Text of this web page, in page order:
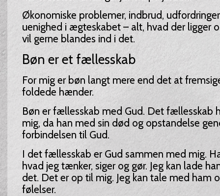
Økonomiske problemer, indbrud,
uenighed i ægteskabet – alt, hvad der ligger
vil gerne blandes ind i det.
Bøn er et fællesskab
For mig er bøn langt mere end det at
foldede hænder.
Bøn er fællesskab med Gud. Det fællesskab
mig, da han med sin død og opstandelse
forbindelsen til Gud.
I det fællesskab er Gud sammen med mig.
hvad jeg tænker, siger og gør. Jeg kan lade
det. Det er op til mig. Jeg kan tale med ham
følelser.